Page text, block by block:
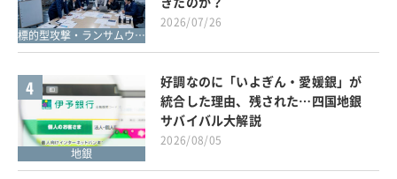
標的型攻撃・ランサムウェア対策
2026/07/26
4
地銀
好調なのに「いよぎん・愛媛銀」が
統合した理由、残された…四国地銀
サバイバル大解説
2026/08/05